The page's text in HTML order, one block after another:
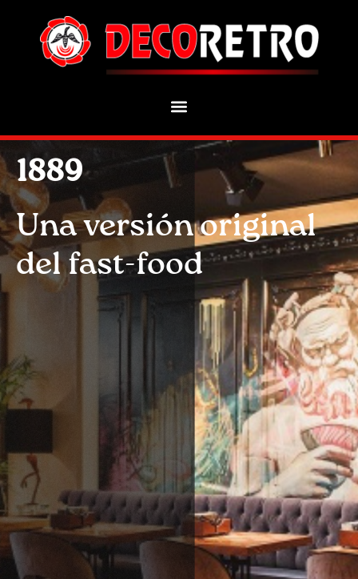
1889
Una versión original
del fast-food